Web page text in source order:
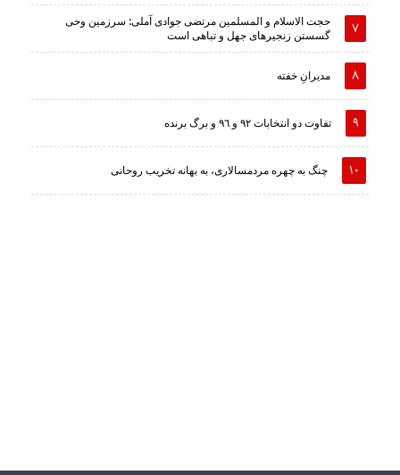
حجت الاسلام و المسلمین مرتضی جوادی آملی: سرزمین وحى
گسستن زنجیرهاى جهل و تباهى است
مدیرانِ خفته
تفاوت دو انتخابات ٩٢ و ٩٦ و برگ برنده
چنگ به چهره مردمسالاری، به بهانه تخریب روحانی